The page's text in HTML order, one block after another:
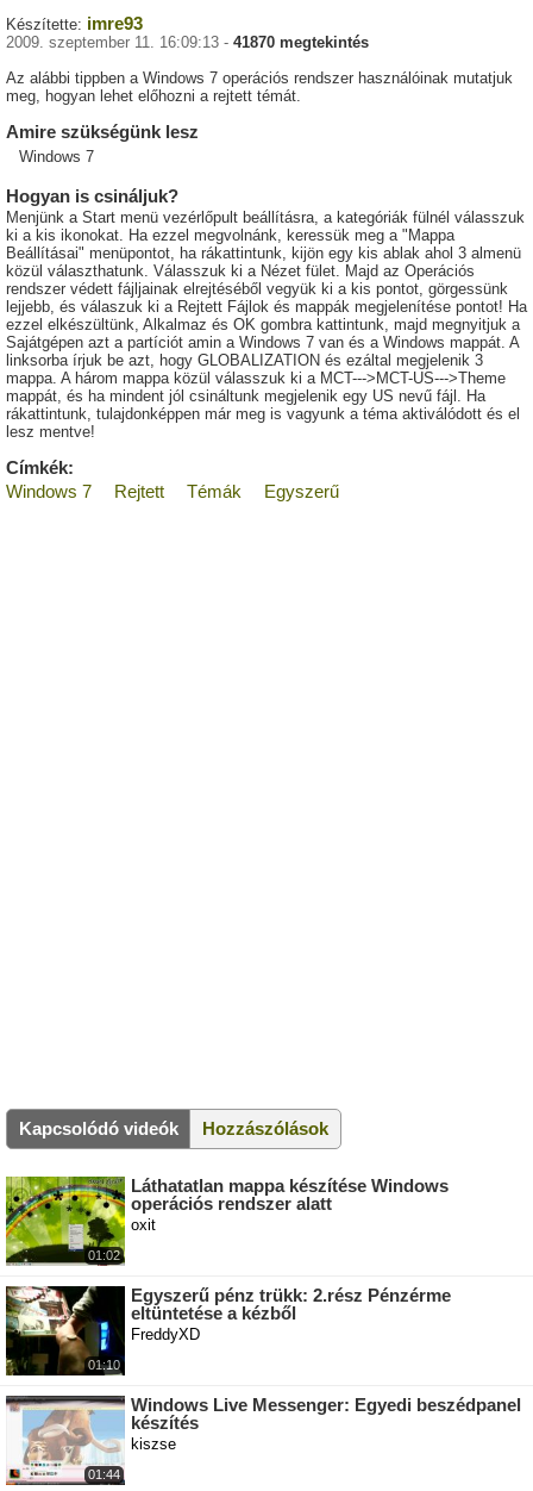
Készítette: imre93
2009. szeptember 11. 16:09:13 - 41870 megtekintés
Az alábbi tippben a Windows 7 operációs rendszer használóinak mutatjuk
meg, hogyan lehet előhozni a rejtett témát.
Amire szükségünk lesz
Windows 7
Hogyan is csináljuk?
Menjünk a Start menü vezérlőpult beállításra, a kategóriák fülnél válasszuk
ki a kis ikonokat. Ha ezzel megvolnánk, keressük meg a "Mappa
Beállításai" menüpontot, ha rákattintunk, kijön egy kis ablak ahol 3 almenü
közül választhatunk. Válasszuk ki a Nézet fület. Majd az Operációs
rendszer védett fájljainak elrejtéséből vegyük ki a kis pontot, görgessünk
lejjebb, és válaszuk ki a Rejtett Fájlok és mappák megjelenítése pontot! Ha
ezzel elkészültünk, Alkalmaz és OK gombra kattintunk, majd megnyitjuk a
Sajátgépen azt a partíciót amin a Windows 7 van és a Windows mappát. A
linksorba írjuk be azt, hogy GLOBALIZATION és ezáltal megjelenik 3
mappa. A három mappa közül válasszuk ki a MCT--->MCT-US--->Theme
mappát, és ha mindent jól csináltunk megjelenik egy US nevű fájl. Ha
rákattintunk, tulajdonképpen már meg is vagyunk a téma aktiválódott és el
lesz mentve!
Címkék:
Windows 7
Rejtett Témák Egyszerű
Kapcsolódó videók Hozzászólások
01:02
Láthatatlan mappa készítése Windows
operációs rendszer alatt
oxit
01:10
Egyszerű pénz trükk: 2.rész Pénzérme
eltüntetése a kézből
FreddyXD
01:44
Windows Live Messenger: Egyedi beszédpanel
készítés
kiszse